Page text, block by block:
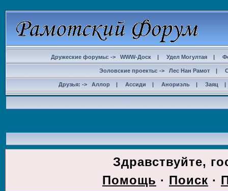
Дружеские форумы: -> WWW-Доск | Удел Могултая |
Эоловские проекты: -> Лес Нан Рамот |
Друзья: -> Аллор | Ассиди | Анориэль | Заяц
Здравствуйте,
Помощь · Поиск ·